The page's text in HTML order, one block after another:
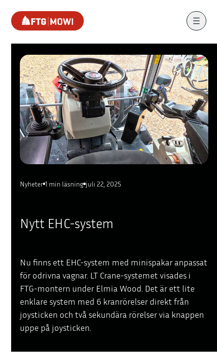
Nyheter 1 min läsning juli 22, 2025
Nytt EHC-system
Nu finns ett EHC-system med minispakar anpassat
för odrivna vagnar. LT Crane-systemet visades i
FTG-montern under Elmia Wood. Det är ett lite
enklare system med 6 kranrörelser direkt från
joysticken och två sekundära rörelser via knappen
uppe på joysticken.